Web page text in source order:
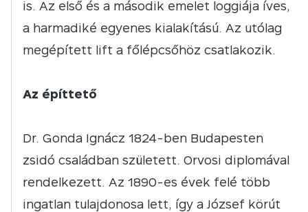
is. Az első és a második emelet loggiája íves,
a harmadiké egyenes kialakítású. Az utólag
megépített lift a főlépcsőhöz csatlakozik.
Az építtető
Dr. Gonda Ignácz 1824-ben Budapesten
zsidó családban született. Orvosi diplomával
rendelkezett. Az 1890-es évek felé több
ingatlan tulajdonosa lett, így a József körút